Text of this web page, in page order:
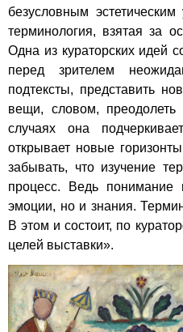
безусловным
терминология, взятая за
Одна из кураторских идей
перед зрителем
подтексты, представить
вещи, словом,
случаях она
открывает новые
забывать, что изучение
процесс. Ведь понимание
эмоции, но и знания.
В этом и состоит, по
целей выставки».